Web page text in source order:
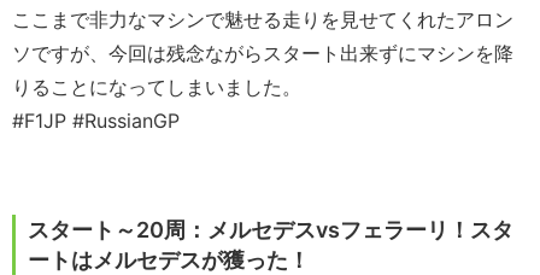
ここまで非力なマシンで魅せる走りを見せてくれたアロン
ソですが、今回は残念ながらスタート出来ずにマシンを降
りることになってしまいました。
#F1JP #RussianGP
スタート～20周：メルセデスvsフェラーリ！スタ
ートはメルセデスが獲った！